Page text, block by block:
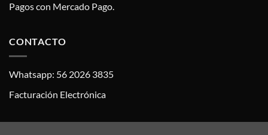
Pagos con Mercado Pago.
CONTACTO
Whatsapp: 56 2026 3835
Facturación Electrónica